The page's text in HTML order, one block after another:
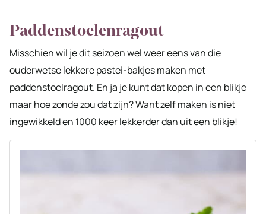
Paddenstoelenragout
Misschien wil je dit seizoen wel weer eens van die
ouderwetse lekkere pastei-bakjes maken met
paddenstoelragout. En ja je kunt dat kopen in een blikje
maar hoe zonde zou dat zijn? Want zelf maken is niet
ingewikkeld en 1000 keer lekkerder dan uit een blikje!